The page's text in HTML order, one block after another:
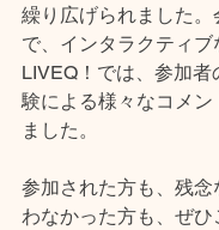
繰り広げられました。
で、インタラクティ
LIVEQ！では、参加
験による様々なコメ
ました。
参加された方も、残
わなかった方も、ぜ